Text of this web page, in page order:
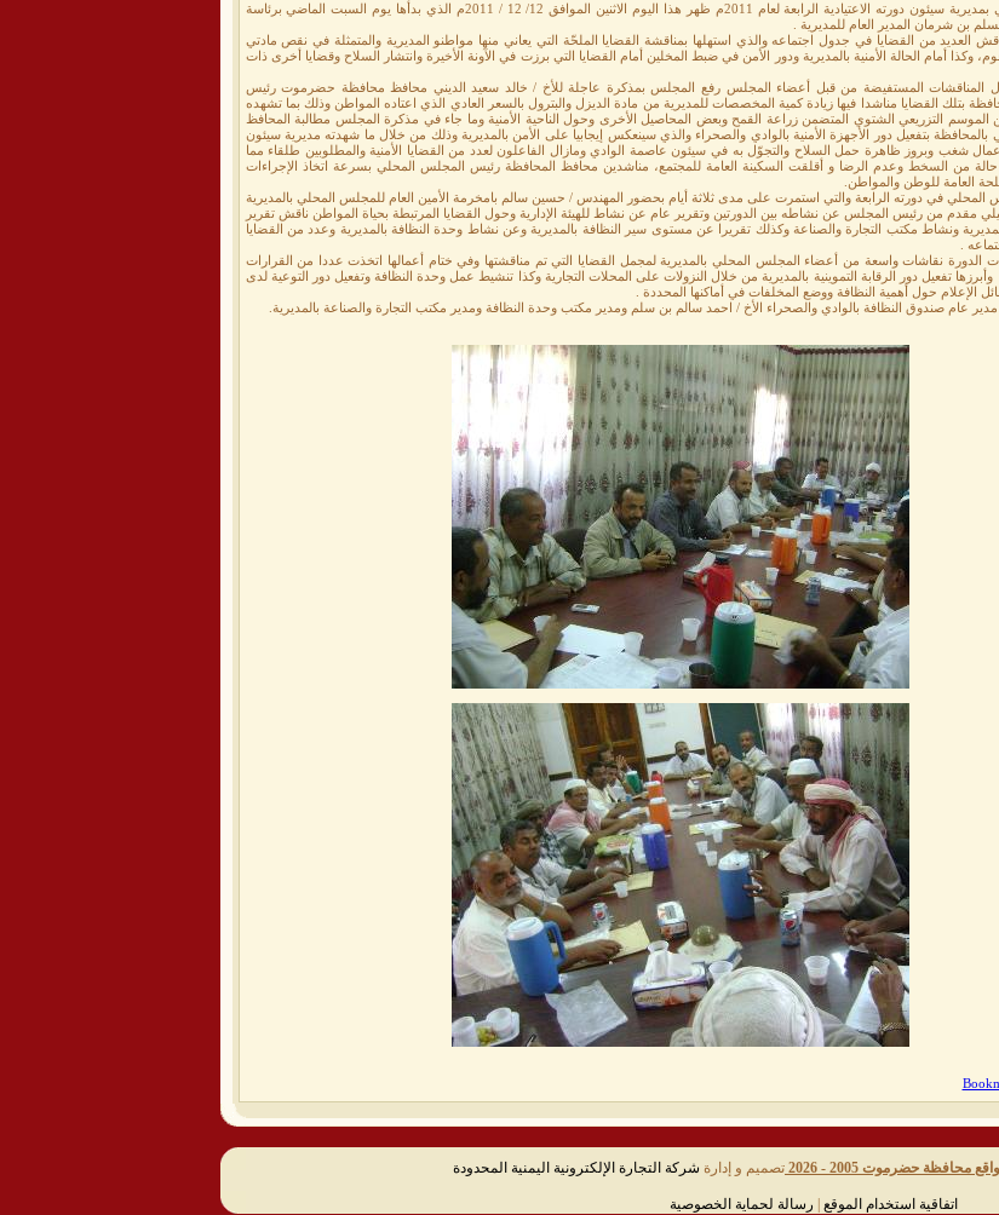
اختتم المجلس المحلي بمديرية سيئون دورته الاعتيادية الرابعة لعام 2011م ظهر هذا اليوم الاثنين الموافق 12/ 12 / 2011م الذي بدأها يوم السبت الماضي برئاسة
بن شرمان المدير العام للمديرية .
العديد من القضايا في جدول اجتماعه والذي استهلها بمناقشة القضايا الملحّة التي يعاني منها مواطنو المديرية والمتمثلة في نقص مادتي
وكذا أمام الحالة الأمنية بالمديرية ودور الأمن في ضبط المخلين أمام القضايا التي برزت في الآونة الأخيرة وانتشار السلاح وقضايا أخرى ذات
المناقشات المستفيضة من قبل أعضاء المجلس رفع المجلس بمذكرة عاجلة للأخ / خالد سعيد الديني محافظ محافظة حضرموت رئيس
بتلك القضايا مناشدا فيها زيادة كمية المخصصات للمديرية من مادة الديزل والبترول بالسعر العادي الذي اعتاده المواطن وذلك بما تشهده
الموسم التزريعي الشتوي المتضمن زراعة القمح وبعض المحاصيل الأخرى وحول الناحية الأمنية وما جاء في مذكرة المجلس مطالبة المحافظ
بتفعيل دور الأجهزة الأمنية بالوادي والصحراء والذي سينعكس إيجابيا على الأمن بالمديرية وذلك من خلال ما شهدته مديرية سيئون
شغب وبروز ظاهرة حمل السلاح والتجوّل به في سيئون عاصمة الوادي ومازال الفاعلون لعدد من القضايا الأمنية والمطلوبين طلقاء مما
من السخط وعدم الرضا و أقلقت السكينة العامة للمجتمع، مناشدين محافظ المحافظة رئيس المجلس المحلي بسرعة اتخاذ الإجراءات
العامة للوطن والمواطن.
في دورته الرابعة والتي استمرت على مدى ثلاثة أيام بحضور المهندس / حسين سالم بامخرمة الأمين العام للمجلس المحلي بالمديرية
مقدم من رئيس المجلس عن نشاطه بين الدورتين وتقرير عام عن نشاط للهيئة الإدارية وحول القضايا المرتبطة بحياة المواطن ناقش تقرير
ونشاط مكتب التجارة والصناعة وكذلك تقريرا عن مستوى سير النظافة بالمديرية وعن نشاط وحدة النظافة بالمديرية وعدد من القضايا
.
نقاشات واسعة من أعضاء المجلس المحلي بالمديرية لمجمل القضايا التي تم مناقشتها وفي ختام أعمالها اتخذت عددا من القرارات
وأبرزها تفعيل دور الرقابة التموينية بالمديرية من خلال النزولات على المحلات التجارية وكذا تنشيط عمل وحدة النظافة وتفعيل دور التوعية لدى
الإعلام حول أهمية النظافة ووضع المخلفات في أماكنها المحددة .
عام صندوق النظافة بالوادي والصحراء الأخ / احمد سالم بن سلم ومدير مكتب وحدة النظافة ومدير مكتب التجارة والصناعة بالمديرية.
محافظة حضرموت 2005 - 2026 تصميم و إدارة شركة التجارة الإلكترونية اليمنية المحدودة
اتفاقية استخدام الموقع رسالة لحماية الخصوصية